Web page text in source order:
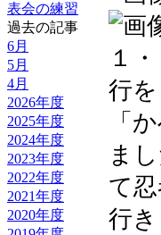
表会の練習
過去の記事
6月
5月
4月
2026年度
2025年度
2024年度
2023年度
2022年度
2021年度
2020年度
１
行を
「
ま
て
行